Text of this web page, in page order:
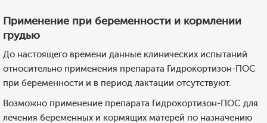
Применение при беременности и кормлении
грудью
До настоящего времени данные клинических испытаний
относительно применения препарата Гидрокортизон-ПОС
при беременности и в период лактации отсутствуют.
Возможно применение препарата Гидрокортизон-ПОС для
лечения беременных и кормящих матерей по назначению